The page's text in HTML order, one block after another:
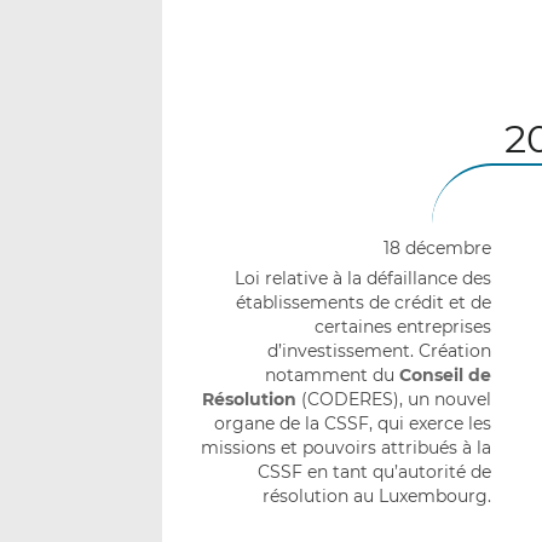
18 décembre
Loi relative à la défaillance des
établissements de crédit et de
certaines entreprises
d’investissement. Création
notamment du Conseil de
Résolution (CODERES), un nouvel
organe de la CSSF, qui exerce les
missions et pouvoirs attribués à la
CSSF en tant qu’autorité de
résolution au Luxembourg.